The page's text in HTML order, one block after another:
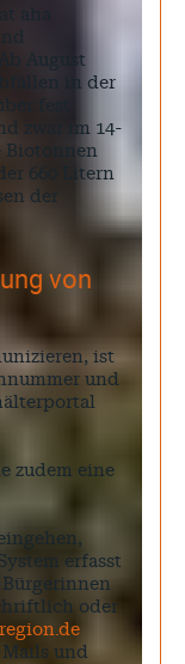
aha
August
in der
fest
zwar im 14-
Biotonnen
660 Litern
der
von
ist
und
zudem eine
erfasst
oder
und